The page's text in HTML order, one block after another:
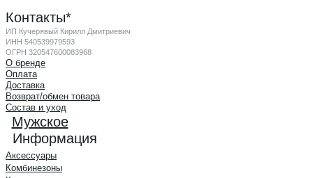
Контакты*
ИП Кучерявый Кирилл Дмитриевич
ИНН 540539979593
ОГРН 320547600083968
О бренде
Оплата
Доставка
Возврат/обмен товара
Состав и уход
Мужское
Информация
Аксессуары
Комбинезоны